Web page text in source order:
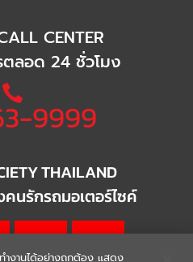
CENTER
ตลอด 24 ชั่วโมง
9999
THAILAND
นรักรถมอเตอร์ไซค์
ทำงานได้อย่างถูกต้อง แสดง